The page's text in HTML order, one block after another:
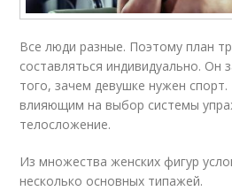
Все люди разные. Поэтому план
составляться индивидуально. Он
того, зачем девушке нужен
влияющим на выбор системы
телосложение.
Из множества женских фигур
несколько основных типажей.